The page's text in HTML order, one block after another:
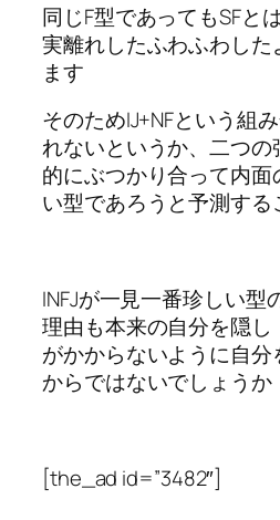
同じF型であってもSFと
実離れしたふわふわした
ます
そのためIJ+NFという組
れないというか、二つ
的にぶつかり合って内
い型であろうと予測す
INFJが一見一番珍しい型
理由も本来の自分を隠し
がかからないように自
からではないでしょうか
[the_ad id=”3482″]